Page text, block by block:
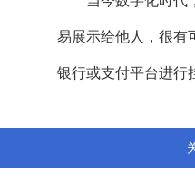
易展示给他人，很有
银行或支付平台进行